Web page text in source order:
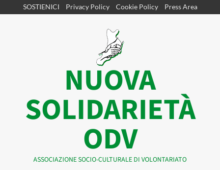
SOSTIENICI Privacy Policy Cookie Policy Press Area
NUOVA
SOLIDARIETÀ
ODV
ASSOCIAZIONE SOCIO-CULTURALE DI VOLONTARIATO